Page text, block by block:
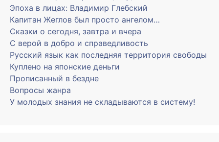
Эпоха в лицах: Владимир Глебский
Капитан Жеглов был просто ангелом…
Сказки о сегодня, завтра и вчера
С верой в добро и справедливость
Русский язык как последняя территория свободы
Куплено на японские деньги
Прописанный в бездне
Вопросы жанра
У молодых знания не складываются в систему!